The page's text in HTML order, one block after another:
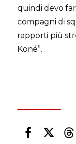
quindi devo
compagni di
rapporti più
Koné”.